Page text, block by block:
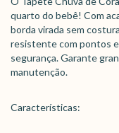
quarto do bebê! Com
borda virada sem
resistente com pontos
segurança. Garante
manutenção.
Características: